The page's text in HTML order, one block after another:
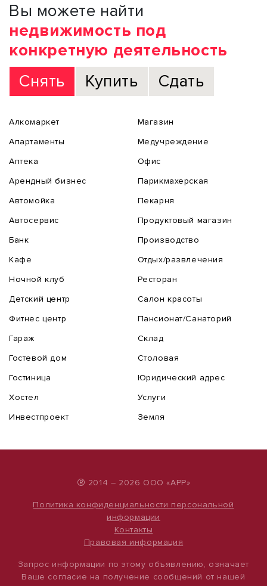
Вы можете найти
недвижимость под
конкретную деятельность
Снять
Купить Сдать
Алкомаркет
Апартаменты
Аптека
Арендный бизнес
Автомойка
Автосервис
Банк
Кафе
Ночной клуб
Детский центр
Фитнес центр
Гараж
Гостевой дом
Гостиница
Хостел
Инвестпроект
Магазин
Медучреждение
Офис
Парикмахерская
Пекарня
Продуктовый магазин
Производство
Отдых/развлечения
Ресторан
Салон красоты
Пансионат/Санаторий
Склад
Столовая
Юридический адрес
Услуги
Земля
® 2014 – 2026 ООО «АРР»
Политика конфиденциальности персональной
информации
Контакты
Правовая информация
Запрос информации по этому объявлению, означает
Ваше согласие на получение сообщений от нашей